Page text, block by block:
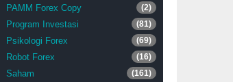
PAMM Forex Copy (2)
Program Investasi (81)
Psikologi Forex (69)
Robot Forex (16)
Saham (161)